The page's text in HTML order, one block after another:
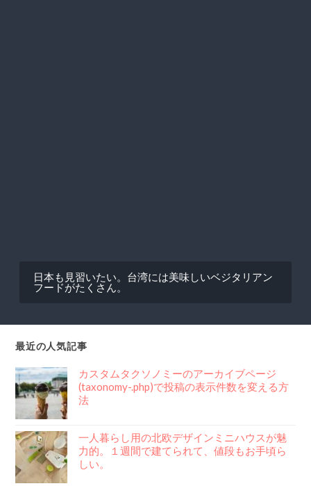
日本も見習いたい。台湾には美味しいベジタリアン
フードがたくさん。
最近の人気記事
カスタムタクソノミーのアーカイブページ
(taxonomy-.php)で投稿の表示件数を変える方
法
一人暮らし用の北欧デザインミニハウスが魅
力的。１週間で建てられて、値段もお手頃ら
しい。